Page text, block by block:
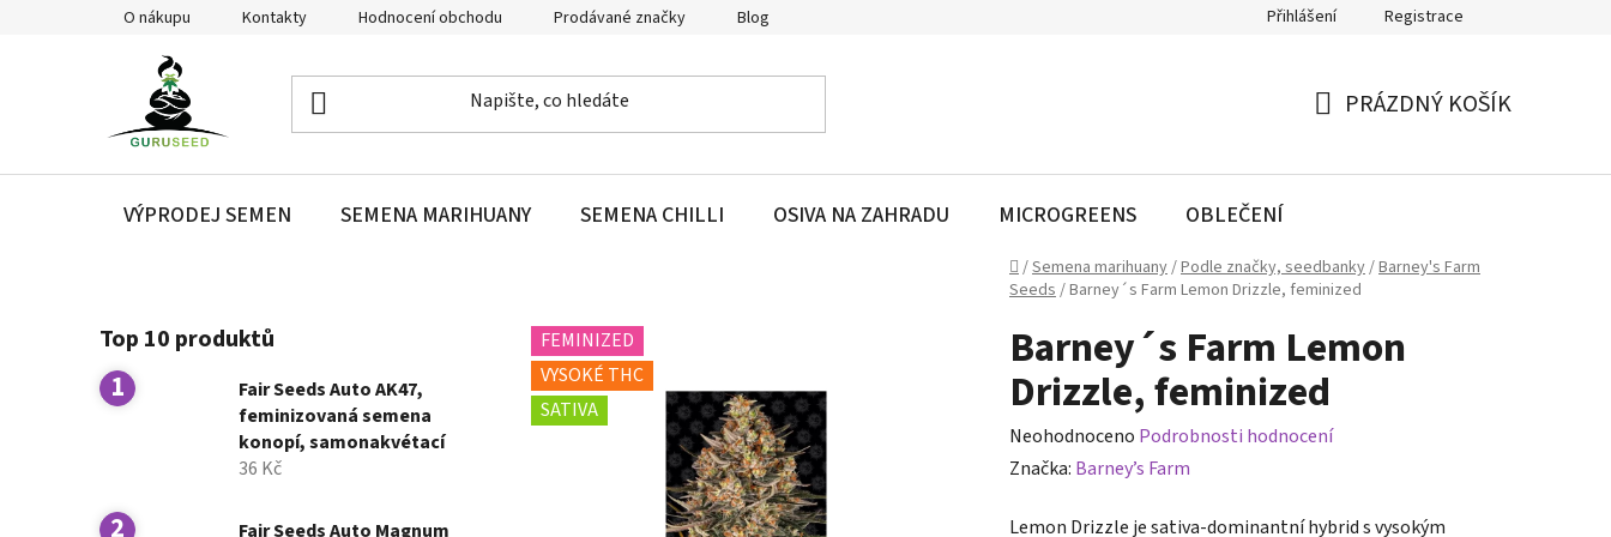
O nákupu Kontakty Hodnocení obchodu Prodávané značky Blog Přihlášení Registrace
PRÁZDNÝ KOŠÍK
VÝPRODEJ SEMEN SEMENA MARIHUANY SEMENA CHILLI OSIVA NA ZAHRADU MICROGREENS OBLEČENÍ
Domů
/Semena marihuany/Podle značky, seedbanky/Barney's Farm
Seeds/Barney´s Farm Lemon Drizzle, feminized
o
s
t
n
Top 10 produktů
Fair Seeds Auto AK47,
feminizovaná semena
konopí, samonakvétací
36 Kč
Fair Seeds Auto Magnum
Barney´s Farm Lemon
Drizzle, feminized
Průměrné
hodnocení
Neohodnoceno Podrobnosti hodnocení
Značka: Barney’s Farm
Lemon Drizzle je sativa-dominantní hybrid s vysokým
FEMINIZED
VYSOKÉ THC
SATIVA